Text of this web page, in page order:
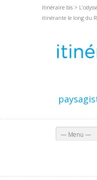
itinéraire bis >
itinérante le long du
— Menu —